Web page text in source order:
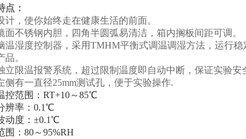
点：
计，使你始终走在健康生活的前面。
面不锈钢内胆，四角半圆弧易清洁，箱内搁板间距可调。
温湿度控制器，采用TMHM平衡式调温调湿方法，运行
品。
立限温报警系统，超过限制温度即自动中断，保证实验安
侧有一直径25mm测试孔，便于实验操作.
控范围：RT+10～85℃
辨率：0.1℃
动度：±0.1℃
围：80～95%RH